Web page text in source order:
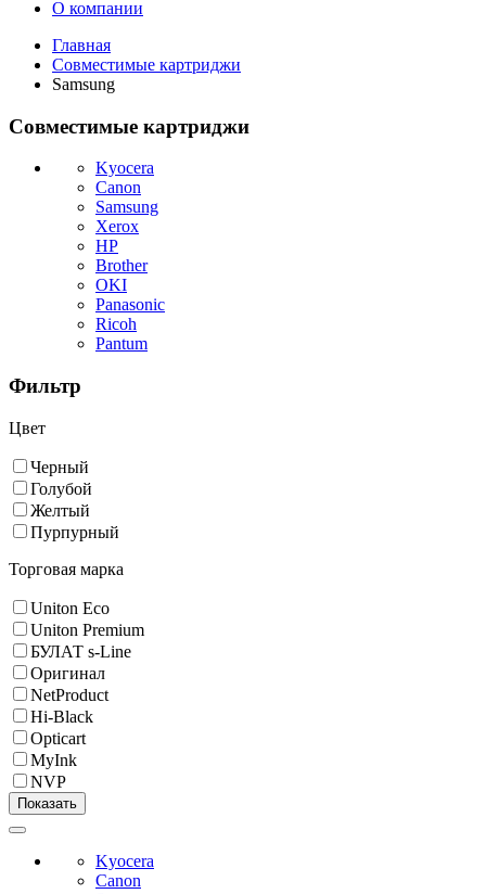
О компании
Главная
Совместимые картриджи
Samsung
Совместимые картриджи
Kyocera
Canon
Samsung
Xerox
HP
Brother
OKI
Panasonic
Ricoh
Pantum
Фильтр
Цвет
Черный
Голубой
Желтый
Пурпурный
Торговая марка
Uniton Eco
Uniton Premium
БУЛАТ s-Line
Оригинал
NetProduct
Hi-Black
Opticart
MyInk
NVP
Kyocera
Canon